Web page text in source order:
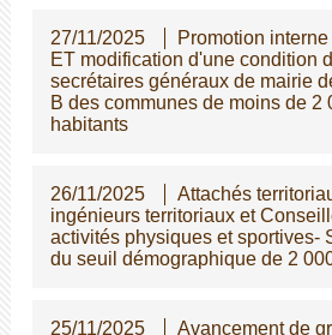
27/11/2025
Promotion
ET modification d'une condition
secrétaires généraux de mairie
B des communes de moins de 2
habitants
26/11/2025
Attachés
ingénieurs territoriaux et
activités physiques et sportives-
du seuil démographique de 2
25/11/2025
Avancement de